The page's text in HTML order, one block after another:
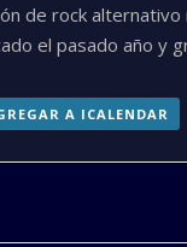
de rock
el pasado año
A ICALENDAR